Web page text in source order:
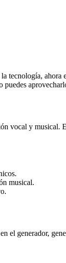
tecnología, ahora
puedes
vocal y musical.
musical.
generador,